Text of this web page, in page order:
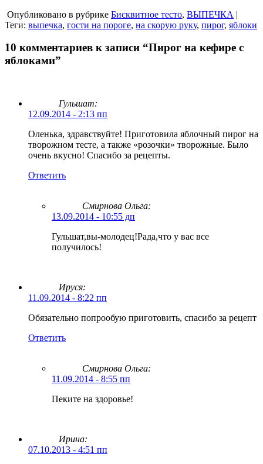
Опубликовано в рубрике Бисквитное тесто, ВЫПЕЧКА |
Теги: выпечка, гости на пороге, на скорую руку, пирог, яблоки
10 комментариев к записи “Пирог на кефире с
яблоками”
Гульшат:
12.09.2014 - 2:13 пп
Оленька, здравствуйте! Приготовила яблочный пирог на
творожном тесте, а также «розочки» творожные. Было
очень вкусно! Спасибо за рецепты.
Ответить
Смирнова Ольга:
13.09.2014 - 10:55 дп
Гульшат,вы-молодец!Рада,что у вас все
получилось!
Ируся:
11.09.2014 - 8:22 пп
Обязательно попрообую приготовить, спасибо за рецепт
Ответить
Смирнова Ольга:
11.09.2014 - 8:55 пп
Пеките на здоровье!
Ирина:
07.10.2013 - 4:51 пп